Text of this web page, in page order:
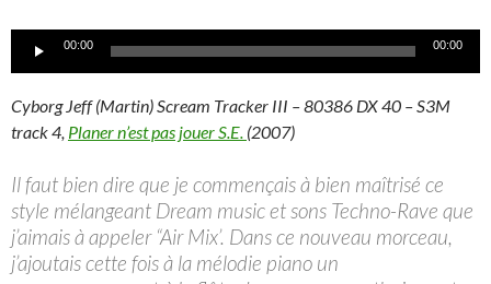
Lecteur00:00 00:00
Cyborg Jeff (Martin) Scream Tracker III – 80386 DX 40 – S3M
track 4, Planer n’est pas jouer S.E. (2007)
Il faut bien dire que je commençais à bien maîtrisé ce
style mélangeant Dream music et sons Techno-Rave que
j’aimais à appeler “Air Mix’. Dans ce nouveau morceau,
j’ajoutais cette fois à la mélodie piano un